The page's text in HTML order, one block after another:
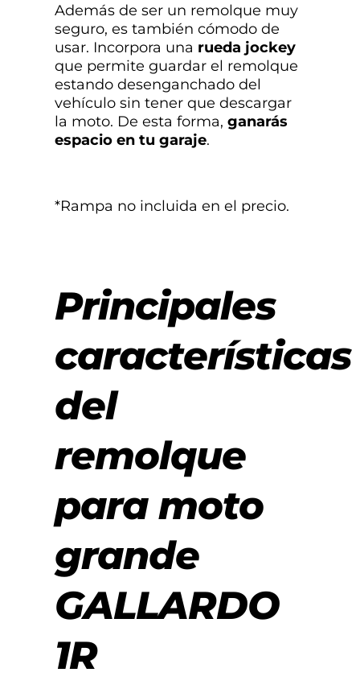
Además de ser un remolque muy
seguro, es también cómodo de
usar. Incorpora una rueda jockey
que permite guardar el remolque
estando desenganchado del
vehículo sin tener que descargar
la moto. De esta forma, ganarás
espacio en tu garaje.
*Rampa no incluida en el precio.
Principales
características
del
remolque
para moto
grande
GALLARDO
1R